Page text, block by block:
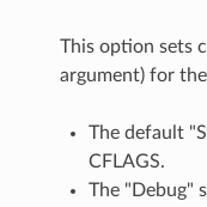
This option sets
argument) for
The default
CFLAGS.
The "Debug"